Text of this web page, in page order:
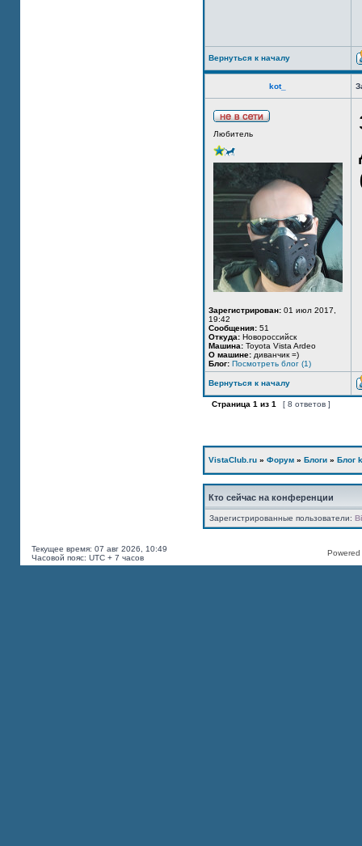
Вернуться к началу
kot_
Любитель
Зарегистрирован: 01 июл 2017,
19:42
Сообщения: 51
Откуда: Новороссийск
Машина: Toyota Vista Ardeo
О машине: диванчик =)
Блог: Посмотреть блог (1)
Вернуться к началу
Страница 1 из 1 [ 8 ответов ]
VistaClub.ru » Форум » Блоги » Блог
Кто сейчас на конференции
Зарегистрированные пользователи:
Текущее время: 07 авг 2026, 10:49
Часовой пояс: UTC + 7 часов